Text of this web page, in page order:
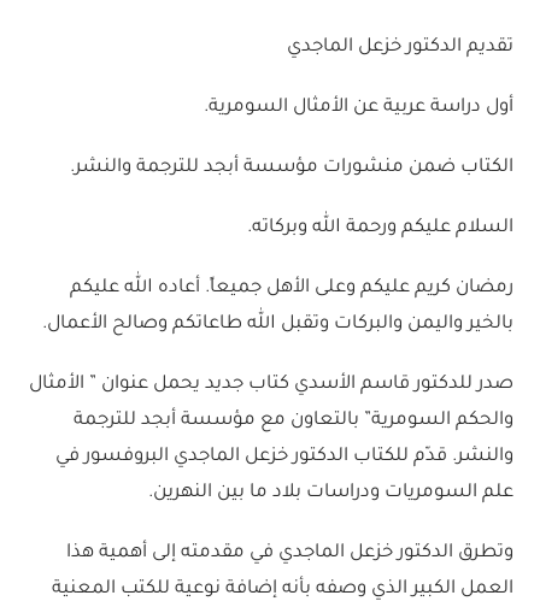
تقديم الدكتور خزعل الماجدي
أول دراسة عربية عن الأمثال السومرية.
الكتاب ضمن منشورات مؤسسة أبجد للترجمة والنشر.
السلام عليكم ورحمة الله وبركاته.
رمضان كريم عليكم وعلى الأهل جميعاً. أعاده الله عليكم
بالخير واليمن والبركات وتقبل الله طاعاتكم وصالح الأعمال.
صدر للدكتور قاسم الأسدي كتاب جديد يحمل عنوان ” الأمثال
والحكم السومرية” بالتعاون مع مؤسسة أبجد للترجمة
والنشر. قدّم للكتاب الدكتور خزعل الماجدي البروفسور في
علم السومريات ودراسات بلاد ما بين النهرين.
وتطرق الدكتور خزعل الماجدي في مقدمته إلى أهمية هذا
العمل الكبير الذي وصفه بأنه إضافة نوعية للكتب المعنية